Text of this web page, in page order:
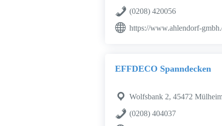
(0208) 420056
https://www.ahlendorf-
EFFDECO Spanndecken
Wolfsbank 2, 45472
(0208) 404037